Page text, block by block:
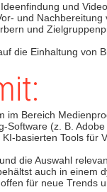
und
und
und
die Einhaltung von
im Bereich
Software (z. B.
basierten Tools für
die Auswahl
auch in einem
für neue Trends